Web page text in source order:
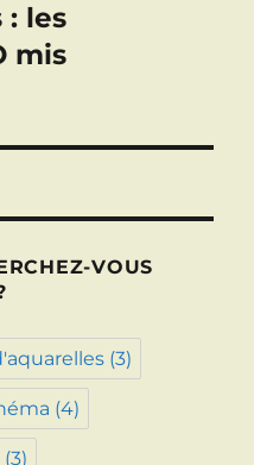
: les
mis
VOUS
(3)
(4)
(3)